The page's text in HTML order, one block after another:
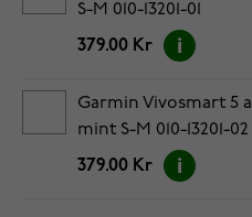
S-M 010-13201-01
379.00 Kr
Garmin Vivosmart 5
mint S-M 010-13201-02
379.00 Kr